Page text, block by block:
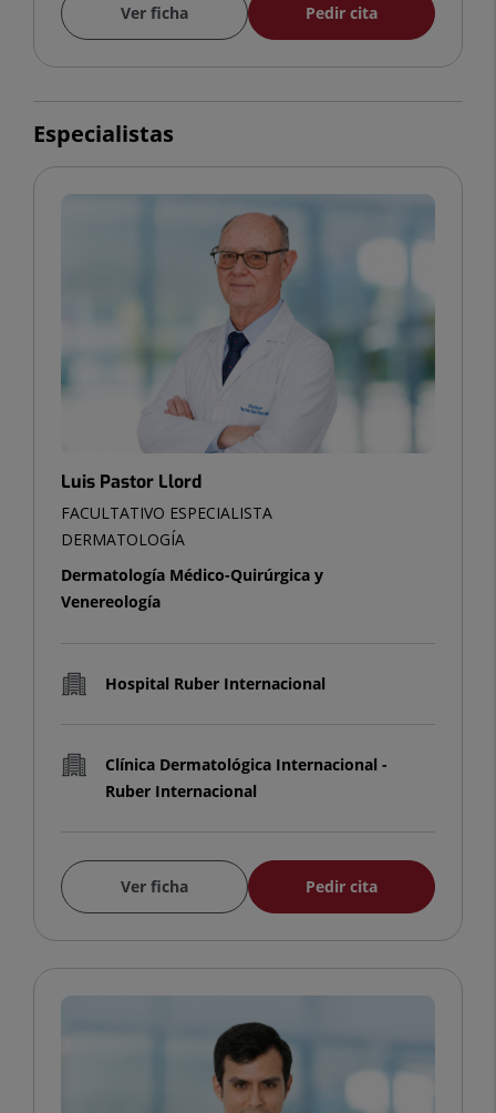
Ver ficha Pedir cita
Especialistas
Luis Pastor Llord
FACULTATIVO ESPECIALISTA
DERMATOLOGÍA
Dermatología Médico-Quirúrgica y
Venereología
Hospital Ruber Internacional
Clínica Dermatológica Internacional -
Ruber Internacional
Ver ficha Pedir cita